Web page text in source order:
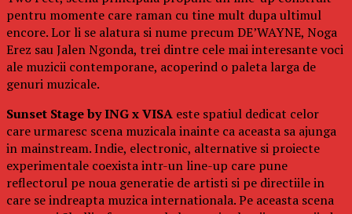
pentru momente care raman cu tine mult dupa ultimul
encore. Lor li se alatura si nume precum DE’WAYNE, Noga
Erez sau Jalen Ngonda, trei dintre cele mai interesante voci
ale muzicii contemporane, acoperind o paleta larga de
genuri muzicale.
Sunset Stage by ING x VISA este spatiul dedicat celor
care urmaresc scena muzicala inainte ca aceasta sa ajunga
in mainstream. Indie, electronic, alternative si proiecte
experimentale coexista intr-un line-up care pune
reflectorul pe noua generatie de artisti si pe directiile in
care se indreapta muzica internationala. Pe aceasta scena